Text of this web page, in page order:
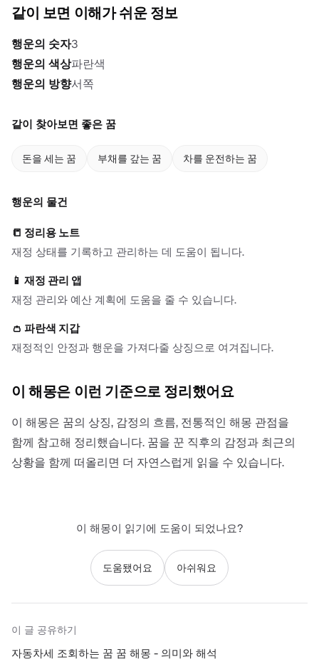
같이 보면 이해가 쉬운 정보
행운의 숫자3
행운의 색상파란색
행운의 방향서쪽
같이 찾아보면 좋은 꿈
돈을 세는 꿈 부채를 갚는 꿈 차를 운전하는 꿈
행운의 물건
📒 정리용 노트
재정 상태를 기록하고 관리하는 데 도움이 됩니다.
📱 재정 관리 앱
재정 관리와 예산 계획에 도움을 줄 수 있습니다.
👛 파란색 지갑
재정적인 안정과 행운을 가져다줄 상징으로 여겨집니다.
이 해몽은 이런 기준으로 정리했어요
이 해몽은 꿈의 상징, 감정의 흐름, 전통적인 해몽 관점을
함께 참고해 정리했습니다. 꿈을 꾼 직후의 감정과 최근의
상황을 함께 떠올리면 더 자연스럽게 읽을 수 있습니다.
이 해몽이 읽기에 도움이 되었나요?
도움됐어요 아쉬워요
이 글 공유하기
자동차세 조회하는 꿈 꿈 해몽 - 의미와 해석